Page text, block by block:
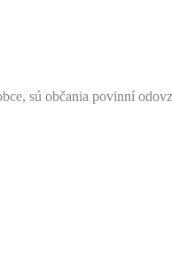
sú občania povinní